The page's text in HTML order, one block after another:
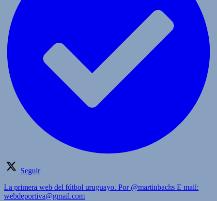
Seguir
La primera web del fútbol uruguayo. Por @martinbachs E mail:
webdeportiva@gmail.com